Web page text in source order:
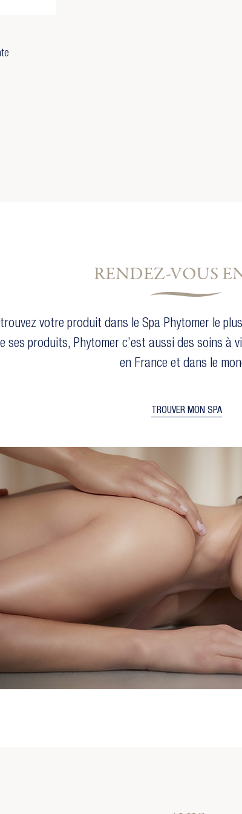
RENDEZ-VOUS
votre produit dans le Spa Phytomer le
ses produits, Phytomer c’est aussi des soins à
en France et dans le
TROUVER MON SPA